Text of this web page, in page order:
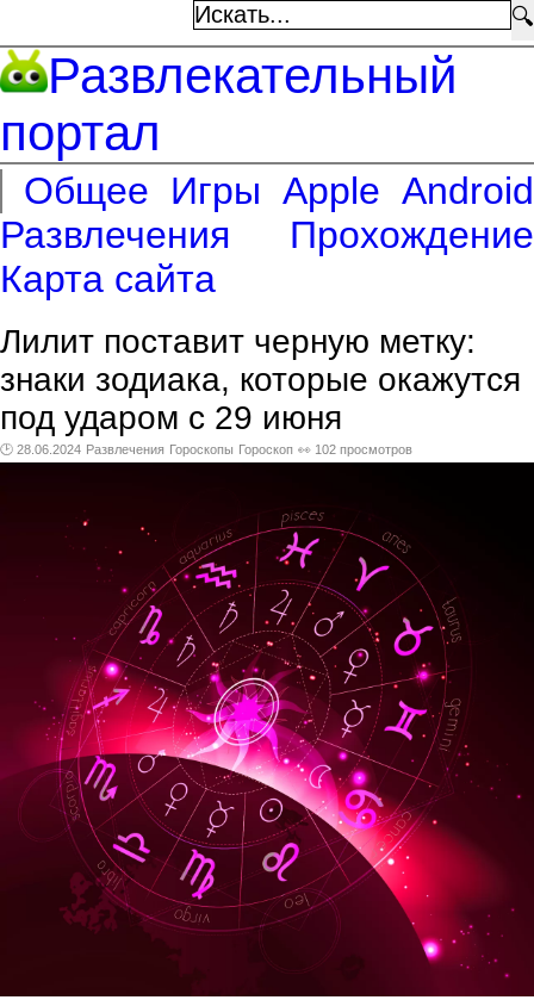
🔍
Развлекательный
портал
Общее Игры Apple Android
Развлечения
Прохождение
Карта сайта
Лилит поставит черную метку:
знаки зодиака, которые окажутся
под ударом с 29 июня
🕑 28.06.2024 Развлечения Гороскопы Гороскоп 👀 102 просмотров